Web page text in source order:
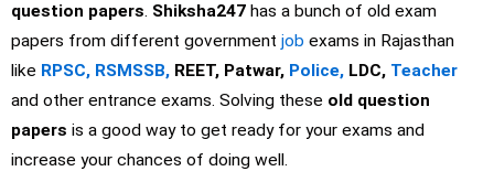
question papers. Shiksha247 has a bunch of old exam
papers from different government job exams in Rajasthan
like RPSC, RSMSSB, REET, Patwar, Police, LDC, Teacher
and other entrance exams. Solving these old question
papers is a good way to get ready for your exams and
increase your chances of doing well.